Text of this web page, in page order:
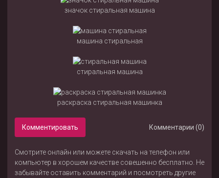
значок стиральная машина
машина стиральная
стиральная машина
раскраска стиральная машинка
Комментировать Комментарии (0)
Смотрите онлайн или можете скачать на телефон или
компьютер в хорошем качестве совешенно бесплатно. Не
забывайте оставить комментарий и посмотреть другие